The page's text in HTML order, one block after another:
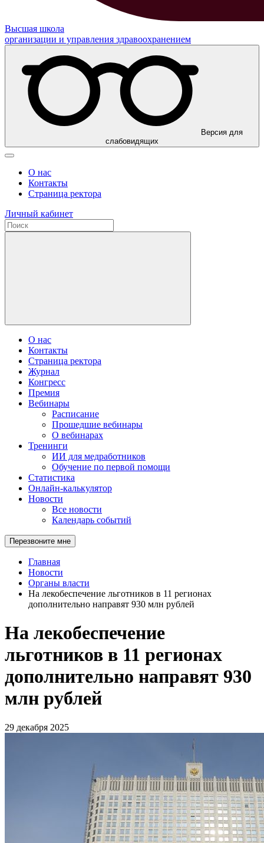
Высшая школа
организации и управления здравоохранением
Версия для
слабовидящих
О нас
Контакты
Страница ректора
Личный кабинет
О нас
Контакты
Страница ректора
Журнал
Конгресс
Премия
Вебинары
Расписание
Прошедшие вебинары
О вебинарах
Тренинги
ИИ для медработников
Обучение по первой помощи
Статистика
Онлайн-калькулятор
Новости
Все новости
Календарь событий
Перезвоните мне
Главная
Новости
Органы власти
На лекобеспечение льготников в 11 регионах
дополнительно направят 930 млн рублей
На лекобеспечение
льготников в 11 регионах
дополнительно направят 930
млн рублей
29 декабря 2025